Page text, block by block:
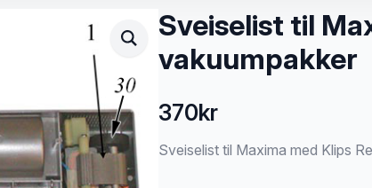
Sveiselist til
vakuumpakker
370kr
Sveiselist til Maxima med Klips